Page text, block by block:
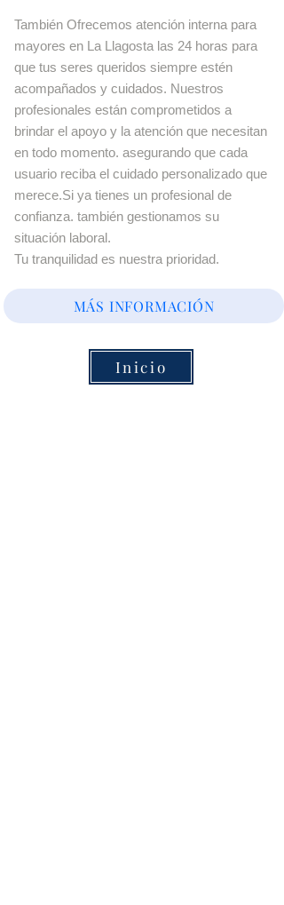
También Ofrecemos atención interna para
mayores en La Llagosta las 24 horas para
que tus seres queridos siempre estén
acompañados y cuidados. Nuestros
profesionales están comprometidos a
brindar el apoyo y la atención que necesitan
en todo momento. asegurando que cada
usuario reciba el cuidado personalizado que
merece.Si ya tienes un profesional de
confianza. también gestionamos su
situación laboral.
Tu tranquilidad es nuestra prioridad.
MÁS INFORMACIÓN
Inicio